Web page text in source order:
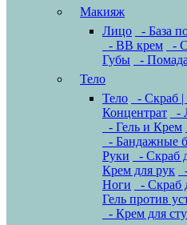
Макияж
Лицо
- База
- BB крем
-
Губы
-
Тело
Тело
- Скраб
Концентрат
-
- Гель и Крем
- Бандажные
Руки
- Скраб
Крем для рук
Ноги
- Скраб
Гель против
- Крем для